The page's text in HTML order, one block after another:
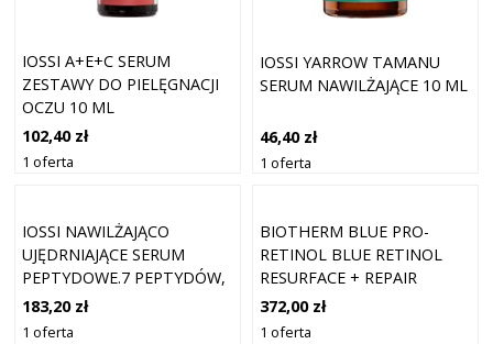
IOSSI A+E+C SERUM
ZESTAWY DO PIELĘGNACJI
OCZU 10 ML
102,40 zł
1 oferta
IOSSI YARROW TAMANU
SERUM NAWILŻAJĄCE 10 ML
46,40 zł
1 oferta
IOSSI NAWILŻAJĄCO
UJĘDRNIAJĄCE SERUM
PEPTYDOWE.7 PEPTYDÓW,
3 X KWAS HIALURONOWY
KREMY
183,20 zł
1 oferta
BIOTHERM BLUE PRO-
RETINOL BLUE RETINOL
RESURFACE + REPAIR
NIGHT SERUM SERUM
PRZECIWZMARSZCZKOWE
372,00 zł
1 oferta